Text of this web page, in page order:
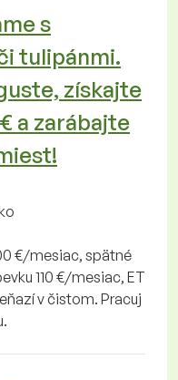
s
tulipánmi.
získajte
a zarábajte
€/mesiac, spätné
110 €/mesiac, ET
v čistom. Pracuj